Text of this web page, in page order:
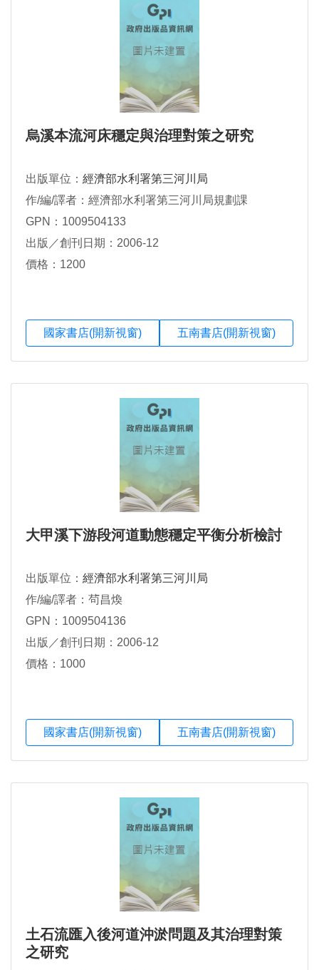
烏溪本流河床穩定與治理對策之研究
出版單位： 經濟部水利署第三河川局
作/編/譯者：經濟部水利署第三河川局規劃課
GPN：1009504133
出版／創刊日期：2006-12
價格：1200
國家書店(開新視窗) 五南書店(開新視窗)
大甲溪下游段河道動態穩定平衡分析檢討
出版單位： 經濟部水利署第三河川局
作/編/譯者：茍昌煥
GPN：1009504136
出版／創刊日期：2006-12
價格：1000
國家書店(開新視窗) 五南書店(開新視窗)
土石流匯入後河道沖淤問題及其治理對策
之研究